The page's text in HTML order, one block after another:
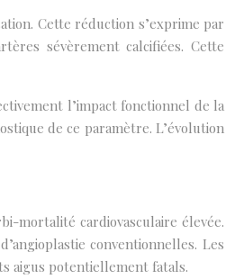
Cette réduction s’exprime par
sévèrement calcifiées. Cette
l’impact fonctionnel de la
de ce paramètre. L’évolution
mortalité cardiovasculaire élevée.
conventionnelles. Les
aigus potentiellement fatals.